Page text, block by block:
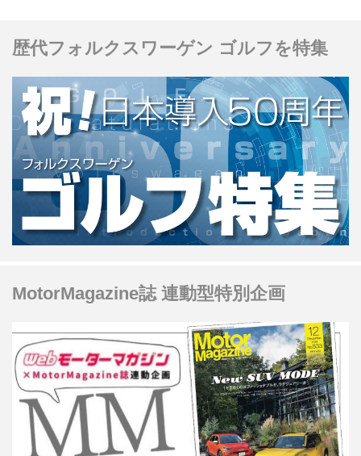
歴代フォルクスワーゲン ゴルフを特集
MotorMagazine誌 連動型特別企画